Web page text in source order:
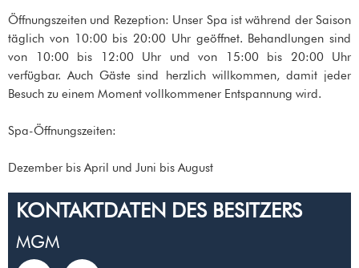
Öffnungszeiten und Rezeption: Unser Spa ist während der Saison
täglich von 10:00 bis 20:00 Uhr geöffnet. Behandlungen sind
von 10:00 bis 12:00 Uhr und von 15:00 bis 20:00 Uhr
verfügbar. Auch Gäste sind herzlich willkommen, damit jeder
Besuch zu einem Moment vollkommener Entspannung wird.
Spa-Öffnungszeiten:
Dezember bis April und Juni bis August
KONTAKTDATEN DES BESITZERS
MGM